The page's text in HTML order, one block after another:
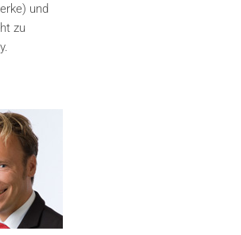
und
zu